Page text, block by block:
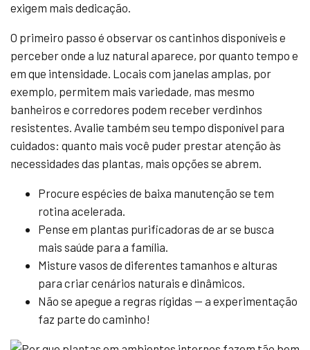
exigem mais dedicação.
O primeiro passo é observar os cantinhos disponíveis e
perceber onde a luz natural aparece, por quanto tempo e
em que intensidade. Locais com janelas amplas, por
exemplo, permitem mais variedade, mas mesmo
banheiros e corredores podem receber verdinhos
resistentes. Avalie também seu tempo disponível para
cuidados: quanto mais você puder prestar atenção às
necessidades das plantas, mais opções se abrem.
Procure espécies de baixa manutenção se tem
rotina acelerada.
Pense em plantas purificadoras de ar se busca
mais saúde para a família.
Misture vasos de diferentes tamanhos e alturas
para criar cenários naturais e dinâmicos.
Não se apegue a regras rígidas — a experimentação
faz parte do caminho!